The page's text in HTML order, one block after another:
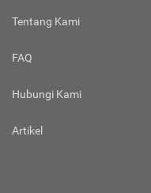
Tentang Kami
FAQ
Hubungi Kami
Artikel